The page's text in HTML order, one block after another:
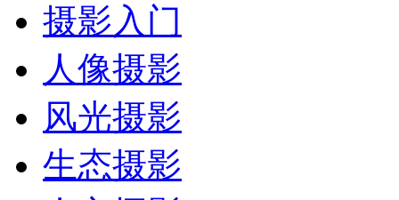
摄影入门
人像摄影
风光摄影
生态摄影